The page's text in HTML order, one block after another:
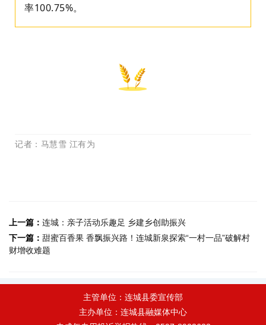
率100.75%。
记者：马慧雪 江有为
上一篇： 连城：亲子活动乐趣足 乡建乡创助振兴
下一篇： 甜蜜百香果 香飘振兴路！连城新泉探索“一村一品”破解村
财增收难题
主管单位：连城县委宣传部
主办单位：连城县融媒体中心